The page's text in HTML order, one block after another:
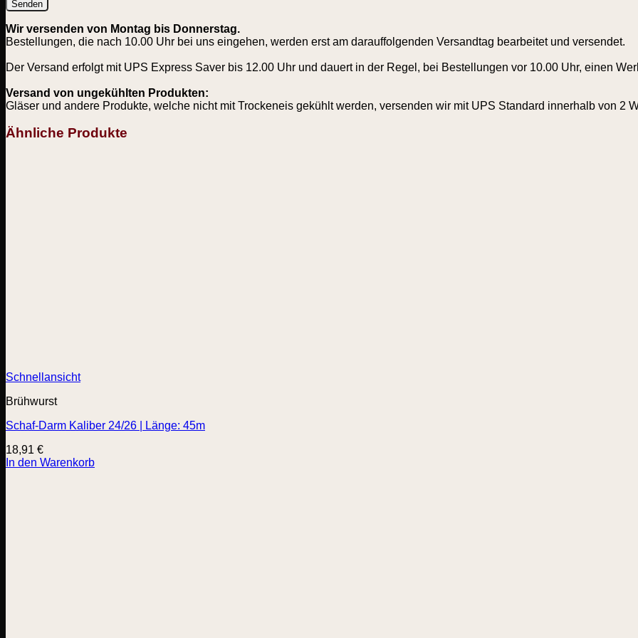
Wir versenden von Montag bis Donnerstag.
Bestellungen, die nach 10.00 Uhr bei uns eingehen, werden erst am darauffolgenden Versandtag bearbeitet und versendet.
Der Versand erfolgt mit UPS Express Saver bis 12.00 Uhr und dauert in der Regel, bei Bestellungen vor 10.00 Uhr, einen
Versand von ungekühlten Produkten:
Gläser und andere Produkte, welche nicht mit Trockeneis gekühlt werden, versenden wir mit UPS Standard innerhalb von 2
Ähnliche Produkte
Schnellansicht
Brühwurst
Schaf-Darm Kaliber 24/26 | Länge: 45m
18,91 €
In den Warenkorb